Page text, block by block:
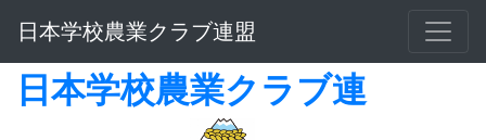
日本学校農業クラブ連盟
日本学校農業クラブ連